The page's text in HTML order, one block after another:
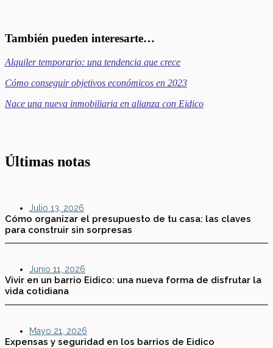
También pueden interesarte…
Alquiler temporario: una tendencia que crece
Cómo conseguir objetivos económicos en 2023
Nace una nueva inmobiliaria en alianza con Eidico
Últimas notas
Julio 13, 2026
Cómo organizar el presupuesto de tu casa: las claves
para construir sin sorpresas
Junio 11, 2026
Vivir en un barrio Eidico: una nueva forma de disfrutar la
vida cotidiana
Mayo 21, 2026
Expensas y seguridad en los barrios de Eidico